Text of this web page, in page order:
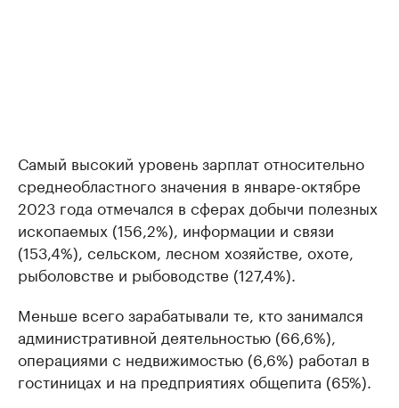
Самый высокий уровень зарплат относительно
среднеобластного значения в январе-октябре
2023 года отмечался в сферах добычи полезных
ископаемых (156,2%), информации и связи
(153,4%), сельском, лесном хозяйстве, охоте,
рыболовстве и рыбоводстве (127,4%).
Меньше всего зарабатывали те, кто занимался
административной деятельностью (66,6%),
операциями с недвижимостью (6,6%) работал в
гостиницах и на предприятиях общепита (65%).